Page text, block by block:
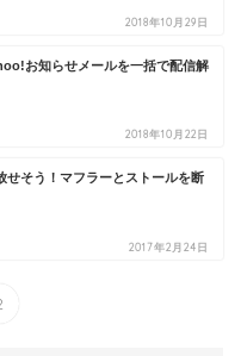
2018年10月29日
お知らせメールを一括で配信解
2018年10月22日
せそう！マフラーとストールを断
2017年2月24日